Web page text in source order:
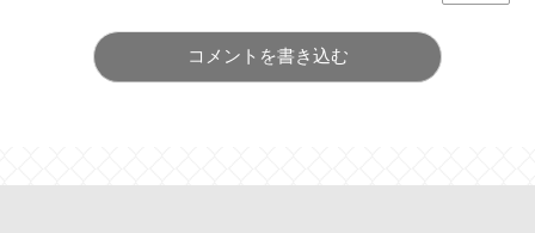
コメントを書き込む